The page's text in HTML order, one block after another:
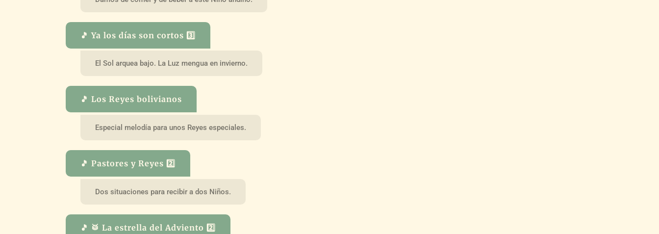
🎵 Ya los días son cortos 3️⃣
El Sol arquea bajo. La Luz mengua en invierno.
🎵 Los Reyes bolivianos
Especial melodía para unos Reyes especiales.
🎵 Pastores y Reyes 2️⃣
Dos situaciones para recibir a dos Niños.
🎵 🥁 La estrella del Adviento 2️⃣